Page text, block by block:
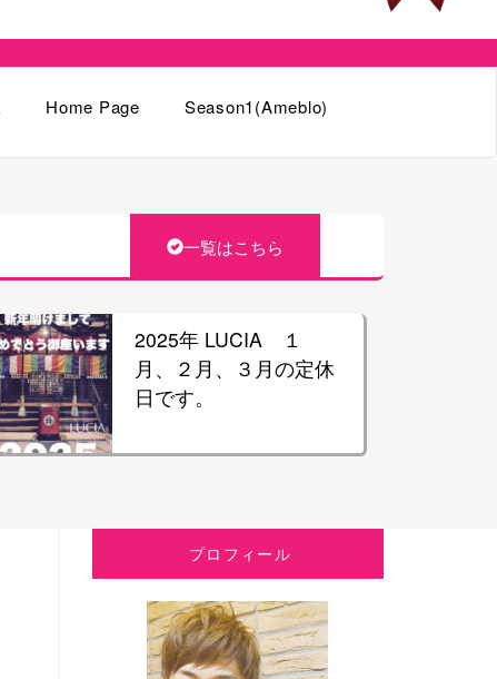
Home Page Season1(Ameblo)
一覧はこちら
2025年 LUCIA １
月、２月、３月の定休
日です。
プロフィール